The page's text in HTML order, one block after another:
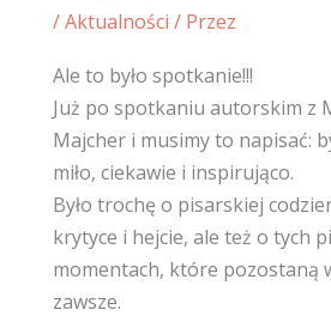
/Aktualności / Przez
Ale to było spotkanie!!!
Już po spotkaniu autorskim z
Majcher i musimy to napisać:
miło, ciekawie i inspirująco.
Było trochę o pisarskiej
krytyce i hejcie, ale też o tych
momentach, które pozostaną
zawsze.